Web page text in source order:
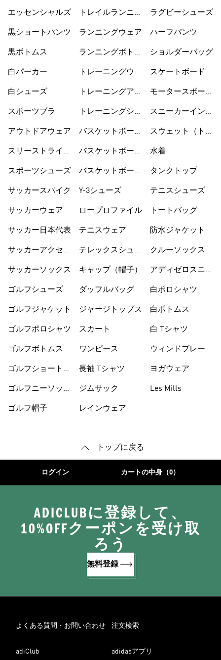
エッセンシャルズ
黒ショートパンツ
黒ボトムス
白パーカー
白シューズ
スポーツブラ
アウトドアウェア
スリーストライプ
スポーツシューズ
サッカースパイク
サッカーウェア
サッカー日本代表
サッカーアクセサ
サッカーソックス
ゴルフシューズ
ゴルフジャケット
ゴルフポロシャツ
ゴルフボトムス
ゴルフショートパ
ゴルフニーソック
ゴルフ帽子
トレイルランニン
ランニングウェア
ランニングボトム
トレーニングウェ
トレーニングアク
トレーニングシュ
バスケットボール
バスケットボール
バスケットボール
Y-3シューズ
ロープロファイル
テニスウェア
テレックスシュー
キャップ（帽子）
ダッフルバッグ
ジャージトップス
スカート
ワンピース
長袖 Tシャツ
ジムサック
レインウェア
ラグビーシューズ
ハーフパンツ
ショルダーバッグ
スケートボードシ
モータースポーツ
スニーカーインソ
スウェット（トレ
水着
タンクトップ
テニスシューズ
トートバッグ
防水ジャケット
クルーソックス
アディゼロスニー
白ポロシャツ
白ボトムス
白 Tシャツ
ウィンドブレーカ
ヨガウェア
Les Mills
トップに戻る
ログイン カートの中身（0）
ADICLUBに登録して、
10%OFFクーポンを受け取
ろう
無料登録
よくある質問・お問い合わせ 注文検索
adiClub adidasアプリ